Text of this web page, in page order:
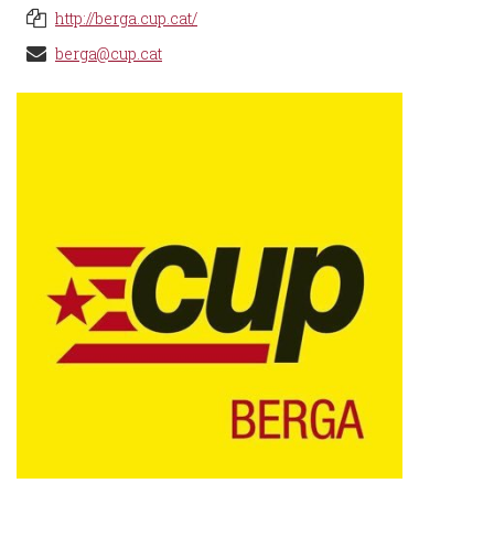
http://berga.cup.cat/
berga@cup.cat